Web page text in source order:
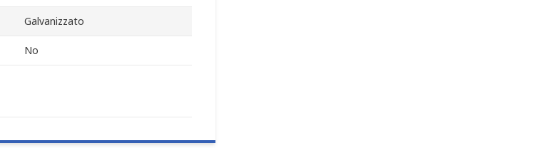
Galvanizzato
No